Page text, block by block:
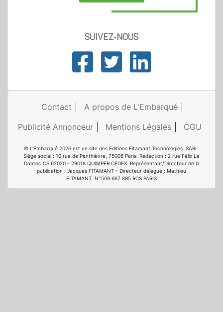
SUIVEZ-NOUS
Contact
A propos de L'Embarqué
Publicité Annonceur
Mentions Légales CGU
© L'Embarqué 2026 est un site des Editions Fitamant Technologies. SARL.
Siège social : 10 rue de Penthièvre, 75008 Paris. Rédaction : 2 rue Félix Le
Dantec CS 62020 – 29018 QUIMPER CEDEX. Représentant/Directeur de la
publication : Jacques FITAMANT - Directeur délégué : Mathieu
FITAMANT. N°509 667 895 RCS PARIS